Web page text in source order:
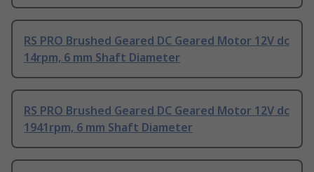
RS PRO Brushed Geared DC Geared Motor 12V dc
14rpm, 6 mm Shaft Diameter
RS PRO Brushed Geared DC Geared Motor 12V dc
1941rpm, 6 mm Shaft Diameter